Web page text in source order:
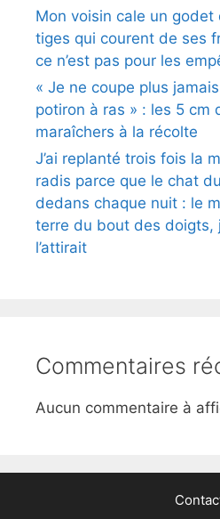
Mon voisin cale un godet
tiges qui courent de ses
ce n’est pas pour les
« Je ne coupe plus
potiron à ras » : les 5 cm
maraîchers à la récolte
J’ai replanté trois fois la
radis parce que le chat
dedans chaque nuit : le
terre du bout des doigts,
l’attirait
Commentaires
Aucun commentaire à